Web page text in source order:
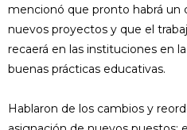
mencionó que pronto habrá un
nuevos proyectos y que el
recaerá en las instituciones en
buenas prácticas educativas.
Hablaron de los cambios y